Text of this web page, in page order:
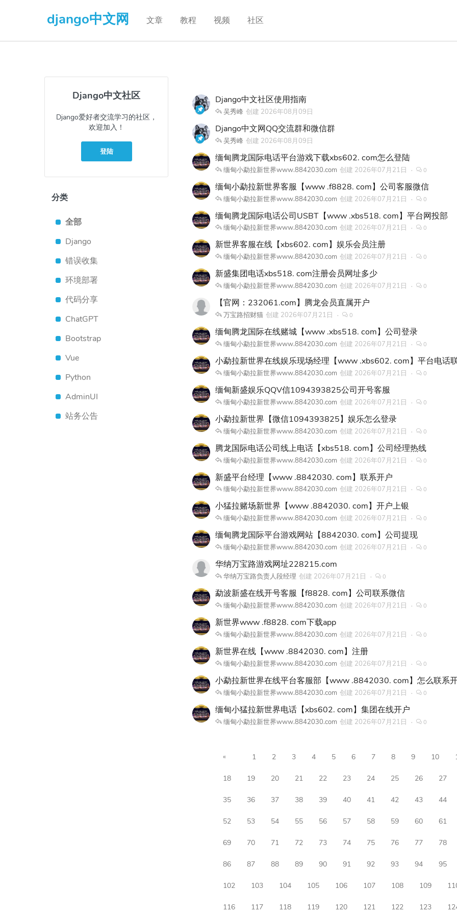
django中文网 文章 教程 视频 社区
Django中文社区
Django爱好者交流学习的社区，
欢迎加入！
登陆
分类
全部
Django
错误收集
环境部署
代码分享
ChatGPT
Bootstrap
Vue
Python
AdminUI
站务公告
Django中文社区使用指南
吴秀峰 创建 2026年08月09日
Django中文网QQ交流群和微信群
吴秀峰 创建 2026年08月09日
缅甸腾龙国际电话平台游戏下载xbs602. com怎么登陆
缅甸小勐拉新世界www.8842030.com 创建 2026年07月21日 0
缅甸小勐拉新世界客服【www .f8828. com】公司客服微信
缅甸小勐拉新世界www.8842030.com 创建 2026年07月21日 0
缅甸腾龙国际电话公司USBT【www .xbs518. com】平台网投部
缅甸小勐拉新世界www.8842030.com 创建 2026年07月21日 0
新世界客服在线【xbs602. com】娱乐会员注册
缅甸小勐拉新世界www.8842030.com 创建 2026年07月21日 0
新盛集团电话xbs518. com注册会员网址多少
缅甸小勐拉新世界www.8842030.com 创建 2026年07月21日 0
【官网：232061.com】腾龙会员直属开户
万宝路招财猫 创建 2026年07月21日 0
缅甸腾龙国际在线赌城【www .xbs518. com】公司登录
缅甸小勐拉新世界www.8842030.com 创建 2026年07月21日 0
小勐拉新世界在线娱乐现场经理【www .xbs602. com】平台电话
缅甸小勐拉新世界www.8842030.com 创建 2026年07月21日 0
缅甸新盛娱乐QQV信1094393825公司开号客服
缅甸小勐拉新世界www.8842030.com 创建 2026年07月21日 0
小勐拉新世界【微信1094393825】娱乐怎么登录
缅甸小勐拉新世界www.8842030.com 创建 2026年07月21日 0
腾龙国际电话公司线上电话【xbs518. com】公司经理热线
缅甸小勐拉新世界www.8842030.com 创建 2026年07月21日 0
新盛平台经理【www .8842030. com】联系开户
缅甸小勐拉新世界www.8842030.com 创建 2026年07月21日 0
小猛拉赌场新世界【www .8842030. com】开户上银
缅甸小勐拉新世界www.8842030.com 创建 2026年07月21日 0
缅甸腾龙国际平台游戏网站【8842030. com】公司提现
缅甸小勐拉新世界www.8842030.com 创建 2026年07月21日 0
华纳万宝路游戏网址228215.com
华纳万宝路负责人段经理 创建 2026年07月21日 0
勐波新盛在线开号客服【f8828. com】公司联系微信
缅甸小勐拉新世界www.8842030.com 创建 2026年07月21日 0
新世界www .f8828. com下载app
缅甸小勐拉新世界www.8842030.com 创建 2026年07月21日 0
新世界在线【www .8842030. com】注册
缅甸小勐拉新世界www.8842030.com 创建 2026年07月21日 0
小勐拉新世界在线平台客服部【www .8842030. com】怎么联系
缅甸小勐拉新世界www.8842030.com 创建 2026年07月21日 0
缅甸小猛拉新世界电话【xbs602. com】集团在线开户
缅甸小勐拉新世界www.8842030.com 创建 2026年07月21日 0
1 2 3 4 5 6 7 8 9 10
18 19 20 21 22 23 24 25 26 27
35 36 37 38 39 40 41 42 43 44
52 53 54 55 56 57 58 59 60 61
69 70 71 72 73 74 75 76 77 78
86 87 88 89 90 91 92 93 94 95
102 103 104 105 106 107 108 109
116 117 118 119 120 121 122 123